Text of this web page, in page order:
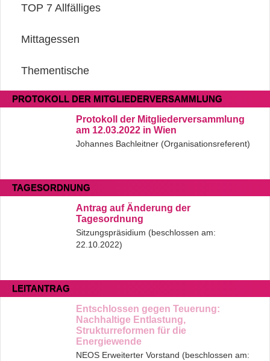
TOP 7 Allfälliges
Mittagessen
Thementische
PROTOKOLL DER MITGLIEDERVERSAMMLUNG
Protokoll der Mitgliederversammlung
am 12.03.2022 in Wien
Johannes Bachleitner (Organisationsreferent)
TAGESORDNUNG
Antrag auf Änderung der
Tagesordnung
Sitzungspräsidium (beschlossen am:
22.10.2022)
LEITANTRAG
Entschlossen gegen Teuerung:
Nachhaltige Entlastung,
Strukturreformen für die
Energiewende
NEOS Erweiterter Vorstand (beschlossen am: